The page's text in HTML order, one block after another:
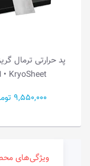
پد حرارتی ترمال
KryoSheet • ا...
9,550,000 تومان
ویژگی‌های